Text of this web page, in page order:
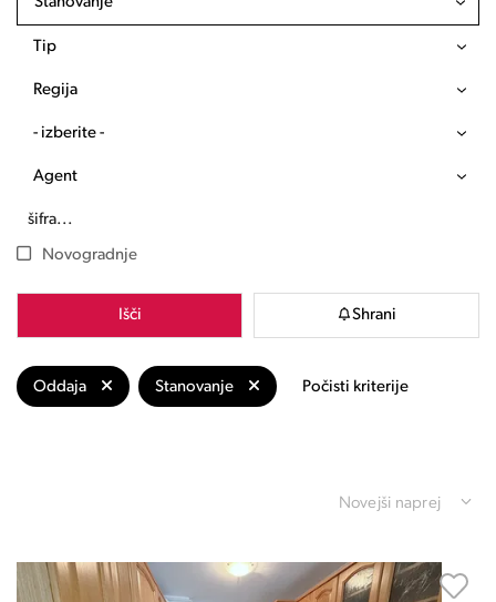
Tip
Regija
- izberite -
Agent
Novogradnje
Išči Shrani
Oddaja Stanovanje Počisti kriterije
Novejši naprej